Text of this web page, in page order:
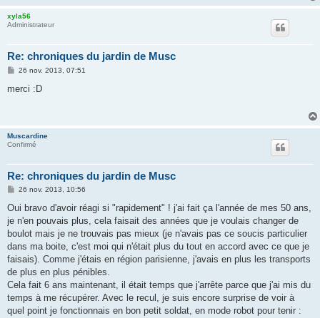
xyla56
Administrateur
Re: chroniques du jardin de Musc
M
s
26 nov. 2013, 07:51
merci :D
Muscardine
Confirmé
Re: chroniques du jardin de Musc
M
s
a
g
26 nov. 2013, 10:56
Oui bravo d'avoir réagi si "rapidement" ! j'ai fait ça l'année de mes 50 ans,
je n'en pouvais plus, cela faisait des années que je voulais changer de
boulot mais je ne trouvais pas mieux (je n'avais pas ce soucis particulier
dans ma boite, c'est moi qui n'était plus du tout en accord avec ce que je
faisais). Comme j'étais en région parisienne, j'avais en plus les transports
de plus en plus pénibles.
Cela fait 6 ans maintenant, il était temps que j'arrête parce que j'ai mis du
temps à me récupérer. Avec le recul, je suis encore surprise de voir à
quel point je fonctionnais en bon petit soldat, en mode robot pour tenir :